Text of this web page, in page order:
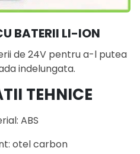
BATERII LI-ION
de 24V pentru a-l putea
indelungata.
TEHNICE
ABS
otel carbon